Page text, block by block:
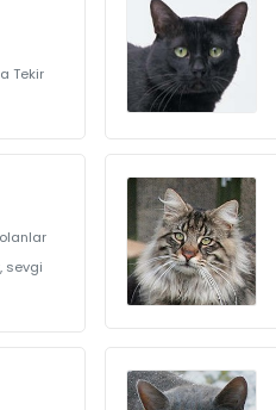
Tekir
sevgi